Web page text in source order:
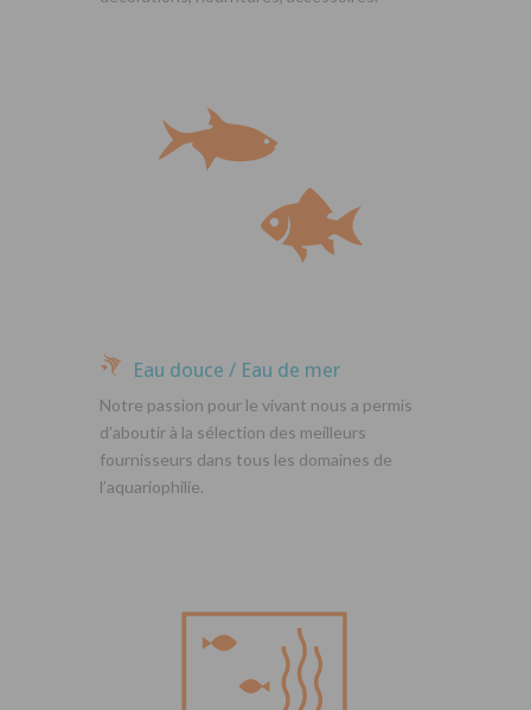
Eau douce / Eau de mer
Notre passion pour le vivant nous a permis
d’aboutir à la sélection des meilleurs
fournisseurs dans tous les domaines de
l’aquariophilie.